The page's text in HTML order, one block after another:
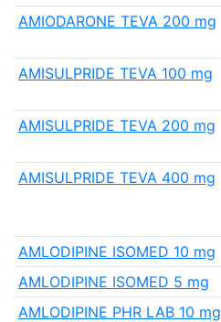
AMIODARONE TEVA 200 mg
AMISULPRIDE TEVA 100 mg
AMISULPRIDE TEVA 200 mg
AMISULPRIDE TEVA 400 mg
AMLODIPINE ISOMED 10 mg
AMLODIPINE ISOMED 5 mg
AMLODIPINE PHR LAB 10 mg